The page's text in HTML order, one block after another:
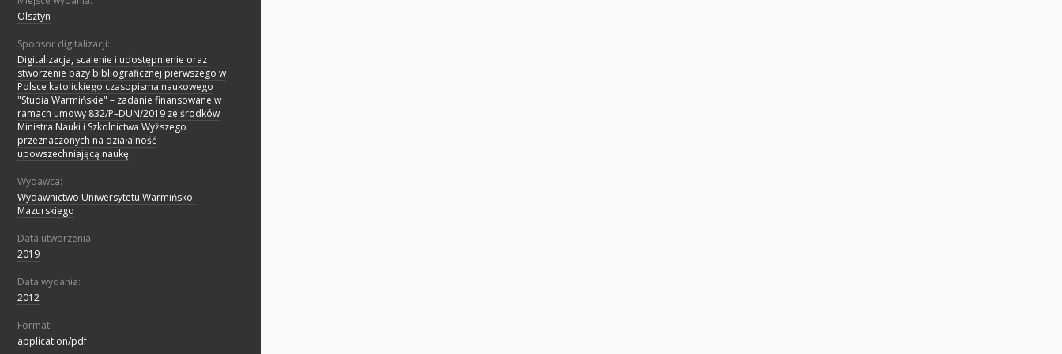
Olsztyn
Sponsor digitalizacji:
Digitalizacja, scalenie i udostępnienie oraz
stworzenie bazy bibliograficznej pierwszego w
Polsce katolickiego czasopisma naukowego
"Studia Warmińskie" – zadanie finansowane w
ramach umowy 832/P–DUN/2019 ze środków
Ministra Nauki i Szkolnictwa Wyższego
przeznaczonych na działalność
upowszechniającą naukę
Wydawca:
Wydawnictwo Uniwersytetu Warmińsko-
Mazurskiego
Data utworzenia:
2019
Data wydania:
2012
Format:
application/pdf